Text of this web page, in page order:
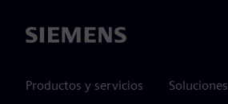
Siemens
Productos y servicios Soluciones